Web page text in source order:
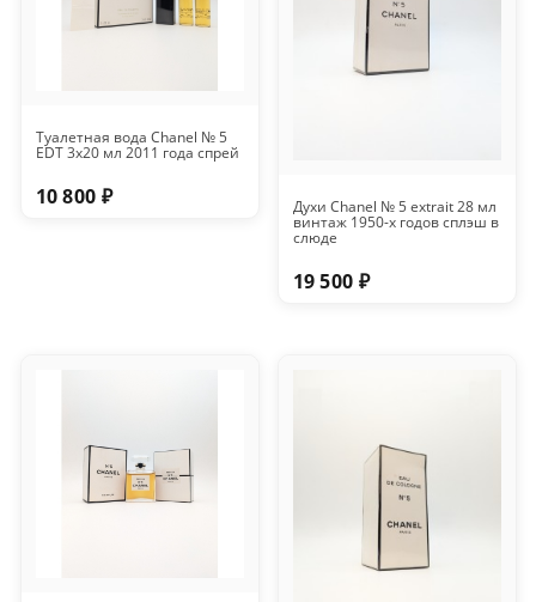
Туалетная вода Chanel № 5
EDT 3x20 мл 2011 года спрей
10 800 ₽ Духи Chanel № 5 extrait 28 мл
винтаж 1950-х годов сплэш в
слюде
19 500 ₽